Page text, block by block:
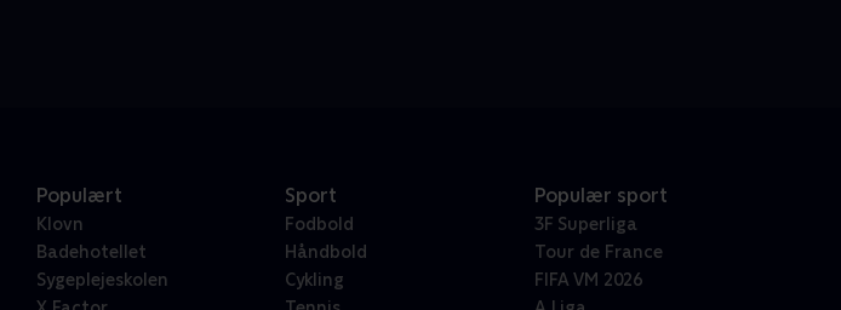
Populært
Klovn
Badehotellet
Sygeplejeskolen
Sport
Fodbold
Håndbold
Cykling
Populær sport
3F Superliga
Tour de France
FIFA VM 2026